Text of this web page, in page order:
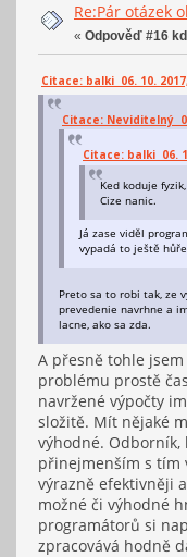
Re:Pár otázek
« Odpověď #16
Citace: balki 06. 10.
Citace: Neviditelný
Citace: balki 06.
Ked koduje
Cize nanic.
Já zase viděl
vypadá to ještě
Preto sa to robi tak, ze
prevedenie navrhne a
lacne, ako sa zda.
A přesně tohle
problému prostě
navržené výpočty
složitě. Mít nějaké
výhodné. Odborník,
přinejmenším s tím
výrazně efektivněji
možné či výhodné
programátorů si
zpracovává hodně